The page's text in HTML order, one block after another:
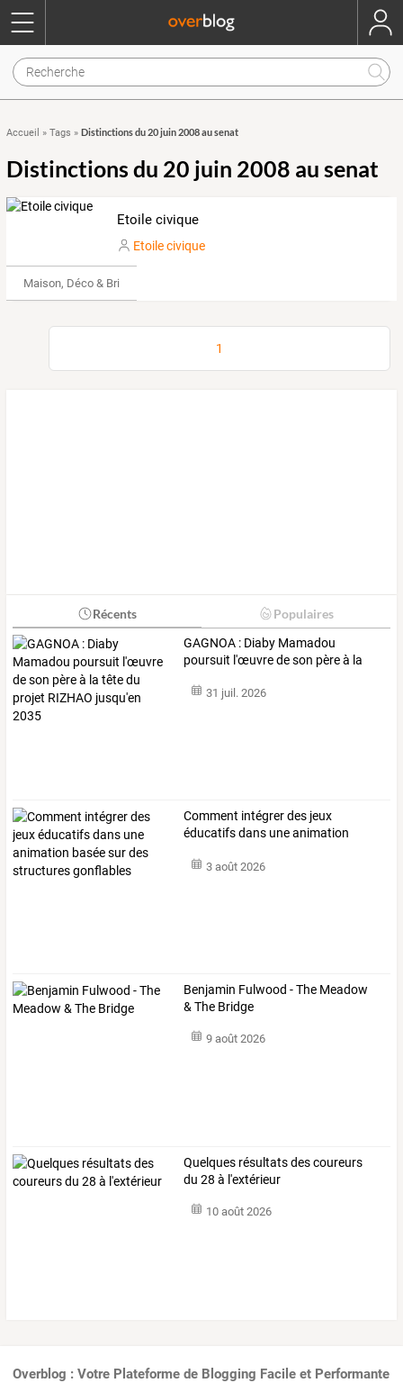
Accueil » Tags » Distinctions du 20 juin 2008 au senat
Distinctions du 20 juin 2008 au senat
Etoile civique
Etoile civique
Maison, Déco & Bricolage
1
Récents Populaires
GAGNOA : Diaby Mamadou
poursuit l'œuvredeson pèreà la
31 juil. 2026
Comment intégrerdes jeux
éducatifsdans uneanimation
3 août 2026
Benjamin Fulwood - The Meadow
& The Bridge
9 août 2026
Quelques résultats des coureurs
du 28 à l'extérieur
10 août 2026
Overblog : Votre Plateforme de Blogging Facile et Performante